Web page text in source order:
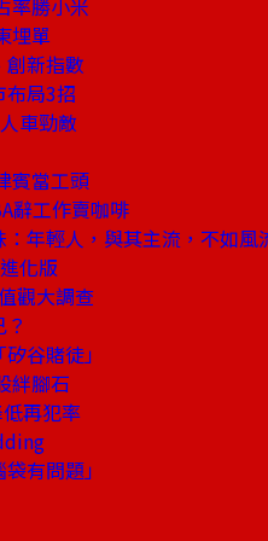
率勝小米
埋單
創新指數
布局3招
車勁敵
賓當工頭
辭工作賣咖啡
年輕人，與其主流，不如風
化版
觀大調查
谷賭徒」
絆腳石
再犯率
有問題」